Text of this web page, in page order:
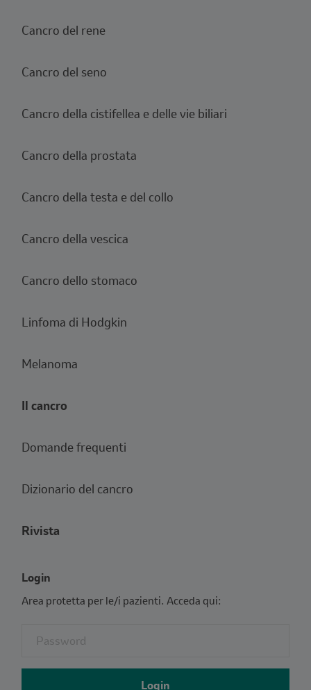
Cancro del rene
Cancro del seno
Cancro della cistifellea e delle vie biliari
Cancro della prostata
Cancro della testa e del collo
Cancro della vescica
Cancro dello stomaco
Linfoma di Hodgkin
Melanoma
Il cancro
Domande frequenti
Dizionario del cancro
Rivista
Login
Area protetta per le/i pazienti. Acceda qui:
Login